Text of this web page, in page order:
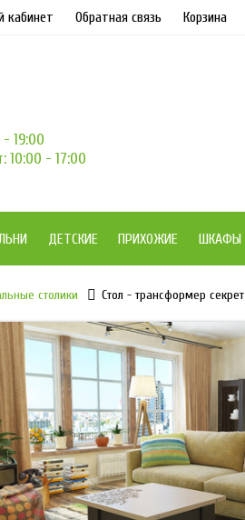
кабинет Обратная связь Корзина
- 19:00
10:00 - 17:00
ДЕТСКИЕ ПРИХОЖИЕ ШКАФЫ
столики Стол - трансформер секрет